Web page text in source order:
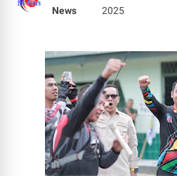
News
2025